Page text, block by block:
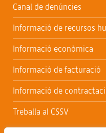
Canal de denúncies
Informació de recursos
Informació econòmica
Informació de facturació
Informació de
Treballa al CSSV